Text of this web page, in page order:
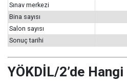
Sınav merkezi
Bina sayısı
Salon sayısı
Sonuç tarihi
YÖKDİL/2’de